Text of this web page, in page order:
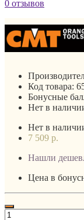
0 отзывов
Код товара:
Бонусные
Нет в
Нет в
7 509 р.
Нашли
Цена в